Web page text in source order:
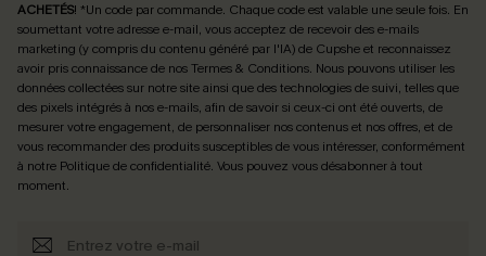
ACHETÉS! *Un code par commande. Chaque code est valable une seule fois. En
soumettant votre adresse e-mail, vous acceptez de recevoir des e-mails
marketing (y compris du contenu généré par l'IA) de Cupshe et reconnaissez
avoir pris connaissance de nosTermes & Conditions. Nous pouvons utiliser les
données collectées sur notre site ainsi que des technologies de suivi, telles que
des pixels intégrés à nos e-mails, afin de savoir si ceux-ci ont été ouverts, de
mesurer votre engagement, de personnaliser nos contenus et nos offres, et de
vous recommander des produits susceptibles de vous intéresser, conformément
à notre Politique de confidentialité. Vous pouvez vous désabonner à tout
moment.